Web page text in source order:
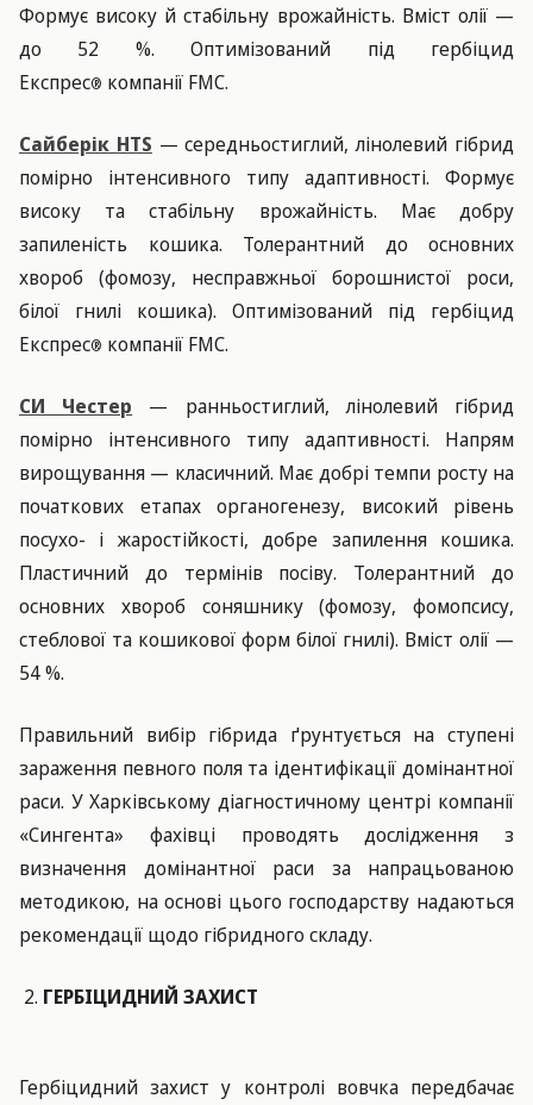
Формує високу й стабільну врожайність. Вміст олії —
до 52 %. Оптимізований під гербіцид
Експрес® компанії FMC.
Сайберік HTS — середньостиглий, лінолевий гібрид
помірно інтенсивного типу адаптивності. Формує
високу та стабільну врожайність. Має добру
запиленість кошика. Толерантний до основних
хвороб (фомозу, несправжньої борошнистої роси,
білої гнилі кошика). Оптимізований під гербіцид
Експрес® компанії FMC.
СИ Честер — ранньостиглий, лінолевий гібрид
помірно інтенсивного типу адаптивності. Напрям
вирощування — класичний. Має добрі темпи росту на
початкових етапах органогенезу, високий рівень
посухо- і жаростійкості, добре запилення кошика.
Пластичний до термінів посіву. Толерантний до
основних хвороб соняшнику (фомозу, фомопсису,
стеблової та кошикової форм білої гнилі). Вміст олії —
54 %.
Правильний вибір гібрида ґрунтується на ступені
зараження певного поля та ідентифікації домінантної
раси. У Харківському діагностичному центрі компанії
«Сингента» фахівці проводять дослідження з
визначення домінантної раси за напрацьованою
методикою, на основі цього господарству надаються
рекомендації щодо гібридного складу.
ГЕРБІЦИДНИЙ ЗАХИСТ
Гербіцидний захист у контролі вовчка передбачає